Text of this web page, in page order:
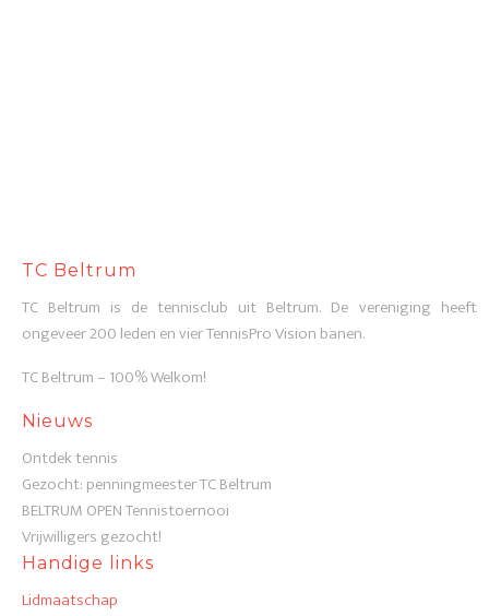
TC Beltrum
TC Beltrum is de tennisclub uit Beltrum. De vereniging heeft
ongeveer 200 leden en vier TennisPro Vision banen.
TC Beltrum – 100% Welkom!
Nieuws
Ontdek tennis
Gezocht: penningmeester TC Beltrum
BELTRUM OPEN Tennistoernooi
Vrijwilligers gezocht!
Handige links
Lidmaatschap